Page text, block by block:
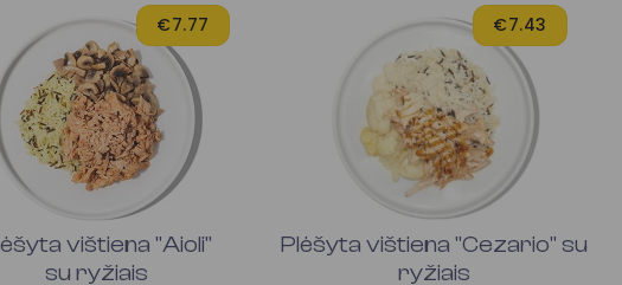
vištiena "Aioli"
su ryžiais
€7.77
Plėšyta vištiena "Cezario" su
ryžiais
€7.43